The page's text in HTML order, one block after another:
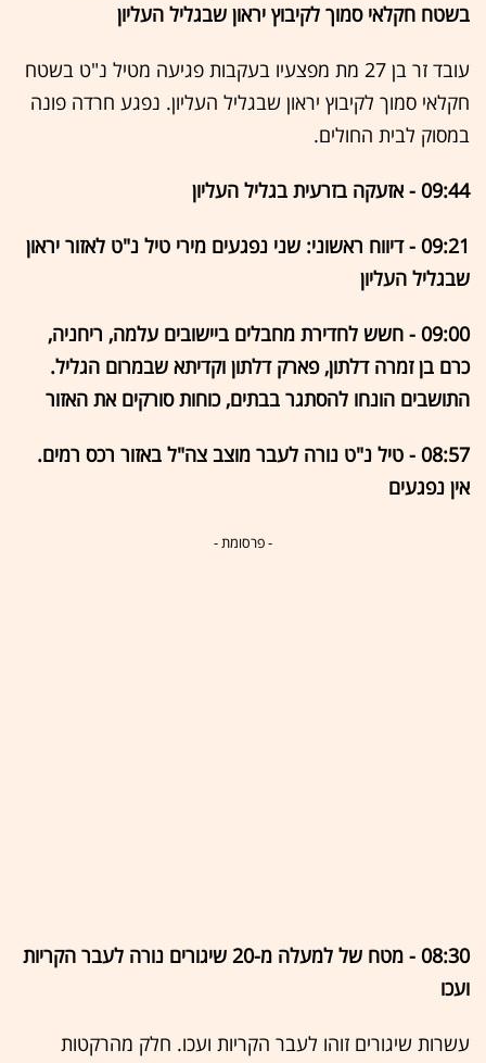
בשטח חקלאי סמוך לקיבוץ יראון שבגליל העליון
עובד זר בן 27 מת מפצעיו בעקבות פגיעה מטיל נ"ט בשטח
חקלאי סמוך לקיבוץ יראון שבגליל העליון. נפגע חרדה פונה
במסוק לבית החולים.
09:44 - אזעקה בזרעית בגליל העליון
09:21 - דיווח ראשוני: שני נפגעים מירי טיל נ"ט לאזור יראון
שבגליל העליון
09:00 - חשש לחדירת מחבלים ביישובים עלמה, ריחניה,
כרם בן זמרה דלתון, פארק דלתון וקדיתא שבמרום הגליל.
התושבים הונחו להסתגר בבתים, כוחות סורקים את האזור
08:57 - טיל נ"ט נורה לעבר מוצב צה"ל באזור רכס רמים.
אין נפגעים
- פרסומת -
08:30 - מטח של למעלה מ-20 שיגורים נורה לעבר הקריות
ועכו
עשרות שיגורים זוהו לעבר הקריות ועכו. חלק מהרקטות